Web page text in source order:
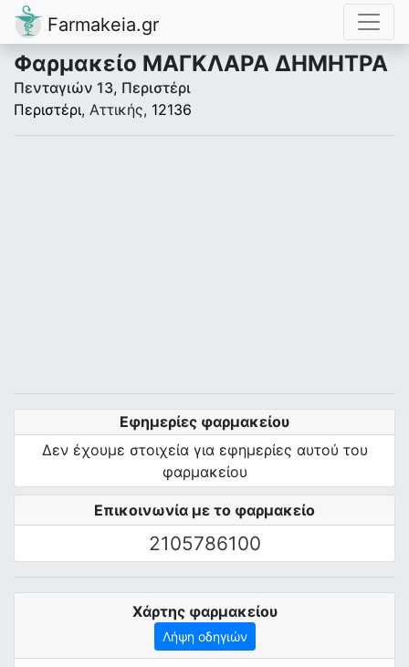
Farmakeia.gr
Φαρμακείο ΜΑΓΚΛΑΡΑ ΔΗΜΗΤΡΑ
Πενταγιών 13, Περιστέρι
Περιστέρι, Αττικής, 12136
Επικοινωνία με το φαρμακείο
2105786100
Εφημερίες φαρμακείου
Δεν έχουμε στοιχεία για εφημερίες αυτού του
φαρμακείου
Χάρτης φαρμακείου
Λήψη οδηγιών